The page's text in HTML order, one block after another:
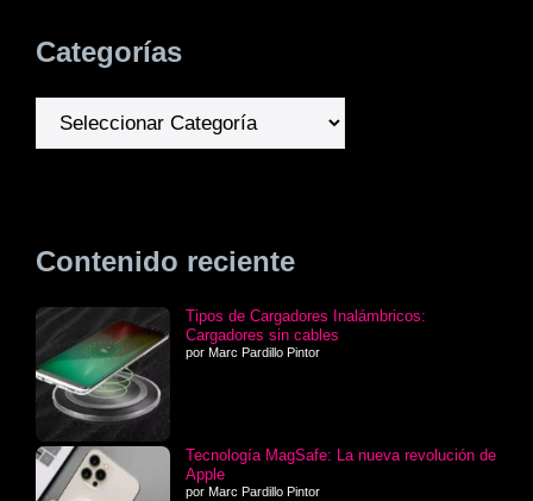
Categorías
Contenido reciente
Tipos de Cargadores Inalámbricos:
Cargadores sin cables
por Marc Pardillo Pintor
Tecnología MagSafe: La nueva revolución de
Apple
por Marc Pardillo Pintor